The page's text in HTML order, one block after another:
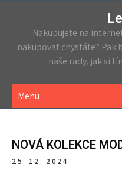
Nakupujete na
nakupovat chystáte?
naše rady, jak si
Menu
NOVÁ KOLEKCE
25. 12. 2024